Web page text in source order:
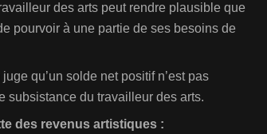
des arts peut rendre plausible que
pourvoir à une partie de ses besoins de
qu’un solde net positif n’est pas
subsistance du travailleur des arts.
des revenus artistiques :